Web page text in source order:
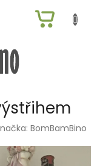
KOŠÍK
BomBamBino